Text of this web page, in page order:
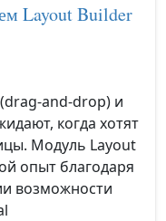
Layout Builder
и
когда хотят
Модуль Layout
опыт благодаря
возможности